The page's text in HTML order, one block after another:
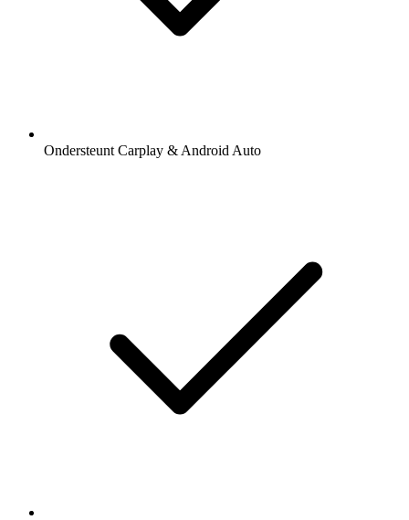
Ondersteunt Carplay & Android Auto